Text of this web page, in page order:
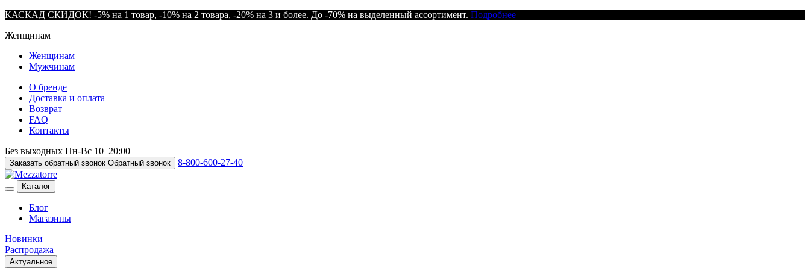
КАСКАД СКИДОК! -5% на 1 товар, -10% на 2 товара, -20% на 3 и более. До -70% на выделенный ассортимент. Подробнее
Женщинам
Женщинам
Мужчинам
О бренде
Доставка и оплата
Возврат
FAQ
Контакты
Без выходных Пн-Вс 10–20:00
Заказать обратный звонок Обратный звонок 8-800-600-27-40
Каталог
Блог
Магазины
Новинки
Распродажа
Актуальное